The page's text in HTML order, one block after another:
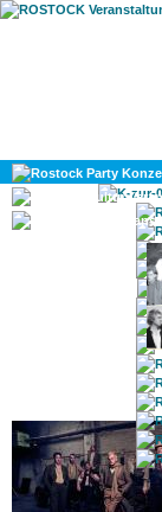
ROSTOCK TAGESTIPP